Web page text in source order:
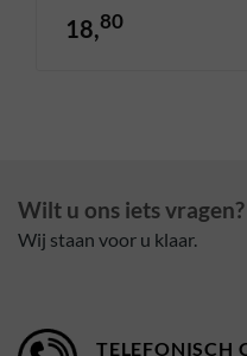
18,80
Wilt u ons iets vragen?
Wij staan voor u klaar.
TELEFONISCH